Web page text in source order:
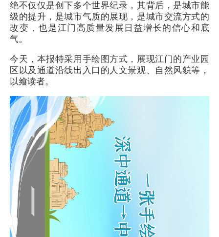
绝不仅仅是创下多个世界纪录，其背后，是城市能
级的提升，是城市气质的展现，是城市交流方式的
改变，也是江门高质量发展日益增长的信心和底
气。
今天，本报特采用手绘图方式，展现江门的产业园
区以及通道沿线出入口的人文景观、自然风貌等，
以飨读者。